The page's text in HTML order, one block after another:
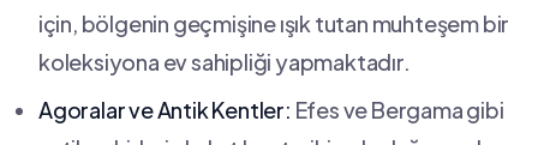
⁤için, bölgenin ‌geçmişine‌ ışık‍ tutan muhteşem bir
koleksiyona ev‌ sahipliği ​yapmaktadır.
Agoralar ve Antik Kentler: ​Efes‌ ve ‌Bergama gibi